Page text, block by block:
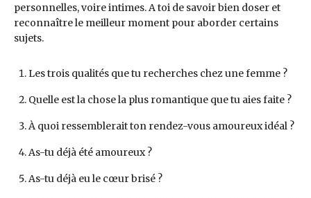
personnelles, voire intimes. A toi de savoir bien doser et
reconnaître le meilleur moment pour aborder certains
sujets.
Les trois qualités que tu recherches chez une femme ?
Quelle est la chose la plus romantique que tu aies faite ?
À quoi ressemblerait ton rendez-vous amoureux idéal ?
As-tu déjà été amoureux ?
As-tu déjà eu le cœur brisé ?